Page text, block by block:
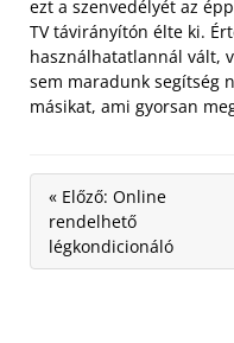
ezt a szenvedélyét az
TV távirányítón élte ki.
használhatatlannál vált,
sem maradunk segítség
másikat, ami gyorsan
« Előző: Online
rendelhető
légkondicionáló